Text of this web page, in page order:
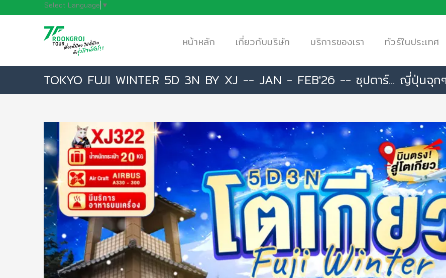
Select Language ▼
หน้าหลัก เกี่ยวกับบริษัท บริการของเรา ทัวร์ในประเทศ
TOKYO FUJI WINTER 5D 3N BY XJ -- JAN - FEB'26 -- ซุปตาร์... ญี่ปุ่นจุกๆ